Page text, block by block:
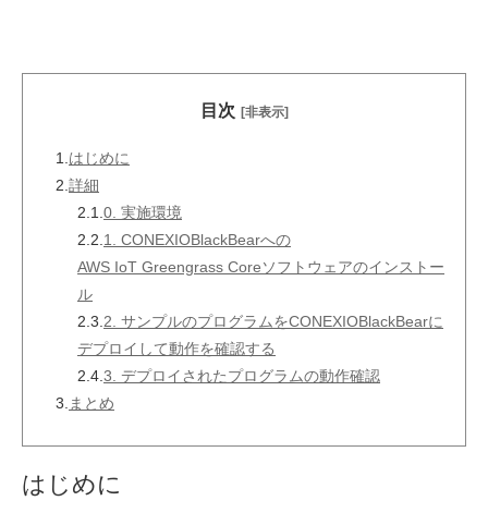
目次 [非表示]
1. はじめに
2. 詳細
2.1. 0. 実施環境
2.2. 1. CONEXIOBlackBearへの
AWS IoT Greengrass Coreソフトウェアのインストー
ル
2.3. 2. サンプルのプログラムをCONEXIOBlackBearに
デプロイして動作を確認する
2.4. 3. デプロイされたプログラムの動作確認
3. まとめ
はじめに